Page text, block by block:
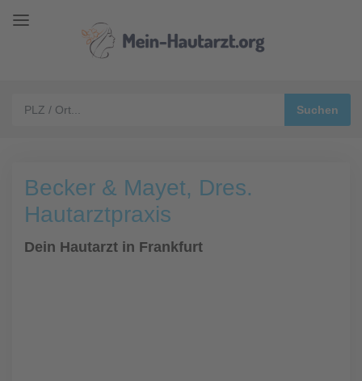
Becker & Mayet, Dres.
Hautarztpraxis
Dein Hautarzt in Frankfurt